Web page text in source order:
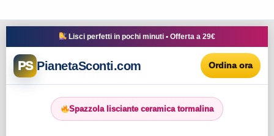
Lisci perfetti in pochi minuti • Offerta a 29€
PS PianetaSconti.com Ordina ora
Spazzola lisciante ceramica tormalina